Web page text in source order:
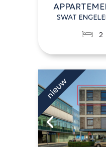
SWAT
2